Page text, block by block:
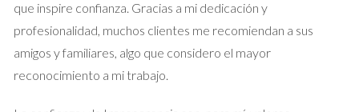
Para ilustrar mejor la importancia de tener toda la
documentación lista, compartimos tres casos prácticos que
reflejan situaciones comunes en el ámbito inmobiliario.
que inspire confianza. Gracias a mi dedicación y
profesionalidad, muchos clientes me recomiendan a sus
amigos y familiares, algo que considero el mayor
reconocimiento a mi trabajo.